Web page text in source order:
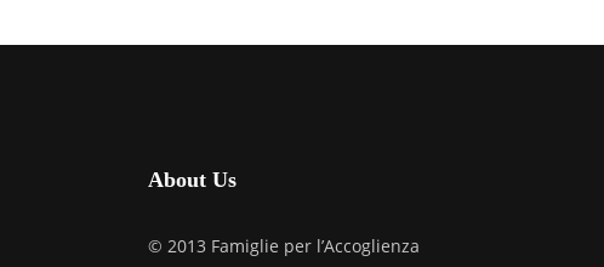
About Us
© 2013 Famiglie per l’Accoglienza